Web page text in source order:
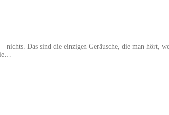
nichts. Das sind die einzigen Geräusche, die man hört,